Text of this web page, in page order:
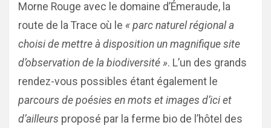
Morne Rouge avec le domaine d’Émeraude, la
route de la Trace où le « parc naturel régional a
choisi de mettre à disposition un magnifique site
d’observation de la biodiversité ». L’un des grands
rendez-vous possibles étant également le
parcours de poésies en mots et images d’ici et
d’ailleurs proposé par la ferme bio de l’hôtel des